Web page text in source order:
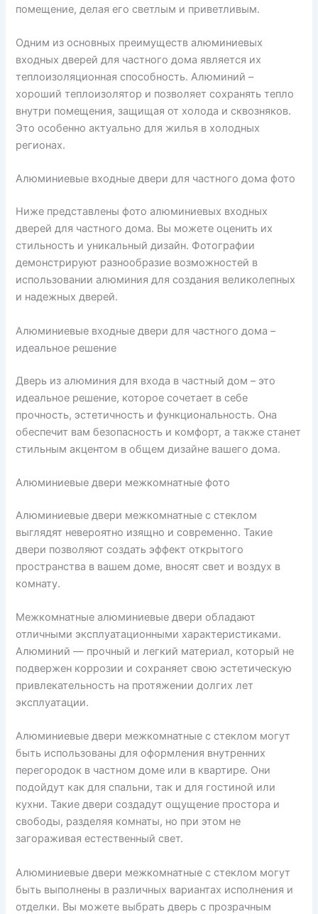
помещение, делая его светлым и приветливым.
Одним из основных преимуществ алюминиевых
входных дверей для частного дома является их
теплоизоляционная способность. Алюминий –
хороший теплоизолятор и позволяет сохранять тепло
внутри помещения, защищая от холода и сквозняков.
Это особенно актуально для жилья в холодных
регионах.
Алюминиевые входные двери для частного дома фото
Ниже представлены фото алюминиевых входных
дверей для частного дома. Вы можете оценить их
стильность и уникальный дизайн. Фотографии
демонстрируют разнообразие возможностей в
использовании алюминия для создания великолепных
и надежных дверей.
Алюминиевые входные двери для частного дома –
идеальное решение
Дверь из алюминия для входа в частный дом – это
идеальное решение, которое сочетает в себе
прочность, эстетичность и функциональность. Она
обеспечит вам безопасность и комфорт, а также станет
стильным акцентом в общем дизайне вашего дома.
Алюминиевые двери межкомнатные фото
Алюминиевые двери межкомнатные с стеклом
выглядят невероятно изящно и современно. Такие
двери позволяют создать эффект открытого
пространства в вашем доме, вносят свет и воздух в
комнату.
Межкомнатные алюминиевые двери обладают
отличными эксплуатационными характеристиками.
Алюминий — прочный и легкий материал, который не
подвержен коррозии и сохраняет свою эстетическую
привлекательность на протяжении долгих лет
эксплуатации.
Алюминиевые двери межкомнатные с стеклом могут
быть использованы для оформления внутренних
перегородок в частном доме или в квартире. Они
подойдут как для спальни, так и для гостиной или
кухни. Такие двери создадут ощущение простора и
свободы, разделяя комнаты, но при этом не
загораживая естественный свет.
Алюминиевые двери межкомнатные с стеклом могут
быть выполнены в различных вариантах исполнения и
отделки. Вы можете выбрать дверь с прозрачным